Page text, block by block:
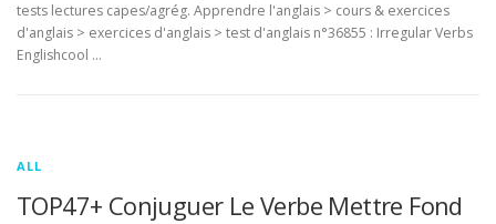
tests lectures capes/agrég. Apprendre l'anglais > cours & exercices
d'anglais > exercices d'anglais > test d'anglais n°36855 : Irregular Verbs
Englishcool …
ALL
TOP47+ Conjuguer Le Verbe Mettre Fond